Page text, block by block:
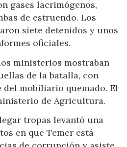
gases lacrimógenos,
de estruendo. Los
siete detenidos y unos
oficiales.
ministerios mostraban
de la batalla, con
mobiliario quemado. El
de Agricultura.
tropas levantó una
en que Temer está